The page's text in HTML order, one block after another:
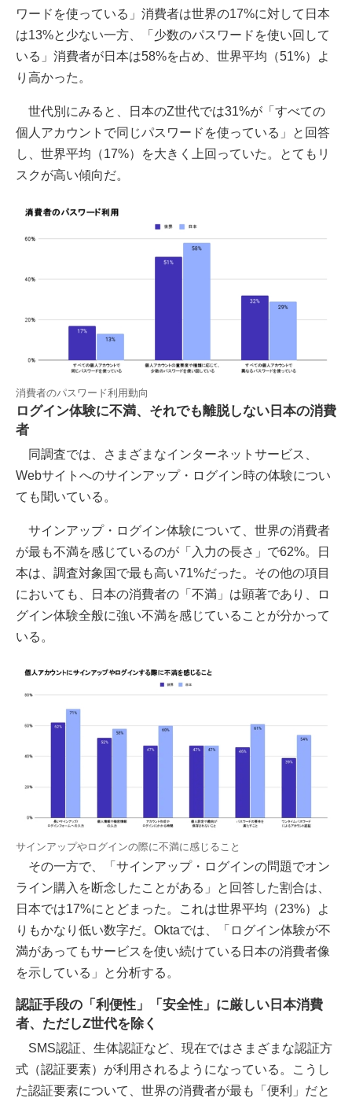
ワードを使っている」消費者は世界の17%に対して日本
は13%と少ない一方、「少数のパスワードを使い回して
いる」消費者が日本は58%を占め、世界平均（51%）よ
り高かった。
世代別にみると、日本のZ世代では31%が「すべての
個人アカウントで同じパスワードを使っている」と回答
し、世界平均（17%）を大きく上回っていた。とてもリ
スクが高い傾向だ。
消費者のパスワード利用動向
ログイン体験に不満、それでも離脱しない日本の消費
者
同調査では、さまざまなインターネットサービス、
Webサイトへのサインアップ・ログイン時の体験につい
ても聞いている。
サインアップ・ログイン体験について、世界の消費者
が最も不満を感じているのが「入力の長さ」で62%。日
本は、調査対象国で最も高い71%だった。その他の項目
においても、日本の消費者の「不満」は顕著であり、ロ
グイン体験全般に強い不満を感じていることが分かって
いる。
サインアップやログインの際に不満に感じること
その一方で、「サインアップ・ログインの問題でオン
ライン購入を断念したことがある」と回答した割合は、
日本では17%にとどまった。これは世界平均（23%）よ
りもかなり低い数字だ。Oktaでは、「ログイン体験が不
満があってもサービスを使い続けている日本の消費者像
を示している」と分析する。
認証手段の「利便性」「安全性」に厳しい日本消費
者、ただしZ世代を除く
SMS認証、生体認証など、現在ではさまざまな認証方
式（認証要素）が利用されるようになっている。こうし
た認証要素について、世界の消費者が最も「便利」だと